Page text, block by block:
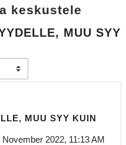
keskustele
MUU SYY
MUU SYY KUIN
2022, 11:13 AM